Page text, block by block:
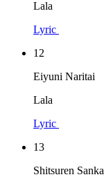
Lala
Lyric
12
Eiyuni Naritai
Lala
Lyric
13
Shitsuren Sanka